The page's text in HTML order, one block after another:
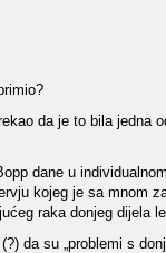
da je to bila
dane u
kojeg je sa mnom
raka donjeg dijela
da su „problemi s